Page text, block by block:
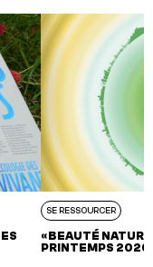
SE RESSOURCER
« BEAUTÉ
PRINTEMPS 2026